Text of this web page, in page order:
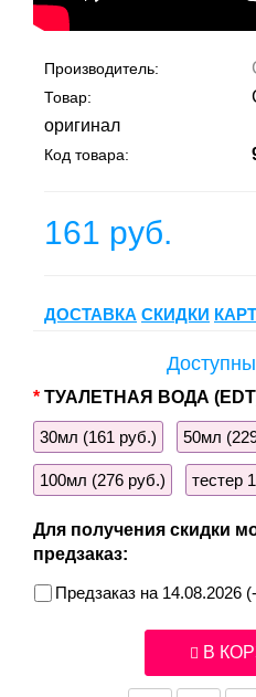
Производитель:
Товар:
оригинал
Код товара:
161 руб.
ДОСТАВКА СКИДКИ
ТУАЛЕТНАЯ ВОДА
30мл (161 руб.) 50мл
100мл (276 руб.) тестер
Для получения скидки
предзаказ:
Предзаказ на 14.08.2026
В